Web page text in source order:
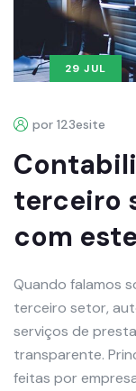
29 JUL
por 123esite
terceiro
com
Quando falamos
terceiro setor,
serviços de
transparente.
feitas por